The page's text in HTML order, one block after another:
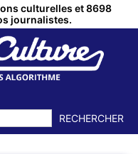
culturelles et 8698
journalistes.
RECHERCHER